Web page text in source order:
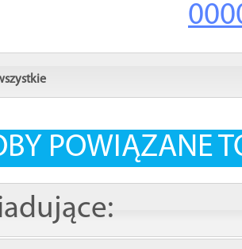
POWIĄZANE